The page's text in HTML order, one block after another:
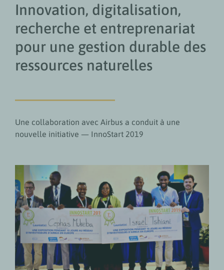
Innovation, digitalisation,
recherche et entreprenariat
pour une gestion durable des
ressources naturelles
Une collaboration avec Airbus a conduit à une
nouvelle initiative — InnoStart 2019